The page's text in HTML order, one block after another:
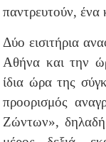
παντρευτούν, ένα
Δύο εισιτήρια
Αθήνα και την
ίδια ώρα της
προορισμός
Ζώντων»,